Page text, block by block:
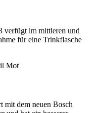
verfügt im mittleren und
für eine Trinkflasche
mit dem neuen Bosch